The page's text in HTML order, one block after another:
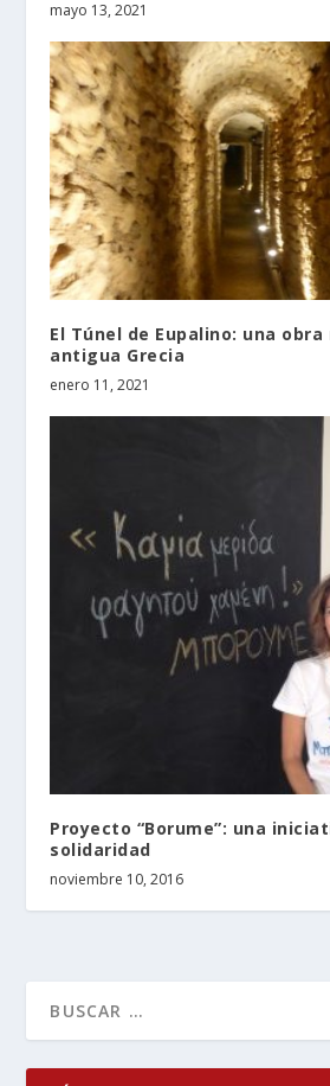
mayo 13, 2021
El Túnel de Eupalino: una
antigua Grecia
enero 11, 2021
Proyecto “Borume”: una
solidaridad
noviembre 10, 2016